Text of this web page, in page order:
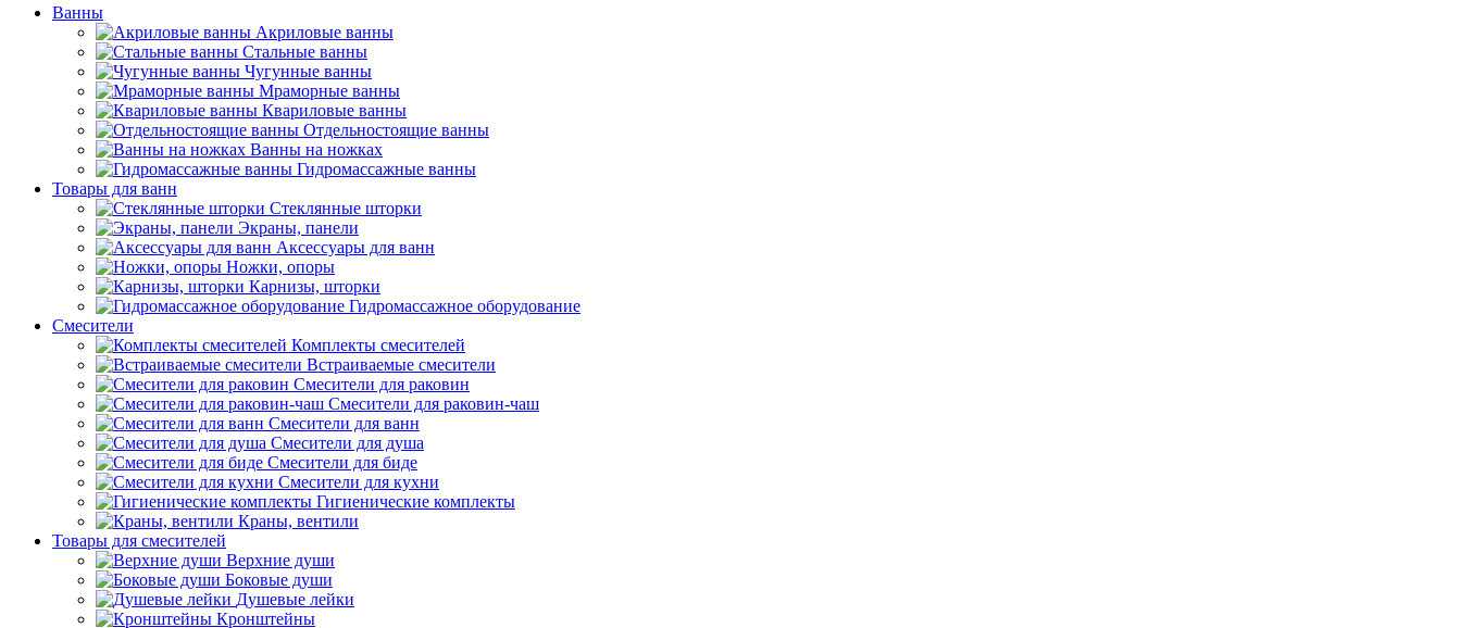
Ванны
Акриловые ванны
Стальные ванны
Чугунные ванны
Мраморные ванны
Квариловые ванны
Отдельностоящие ванны
Ванны на ножках
Гидромассажные ванны
Товары для ванн
Стеклянные шторки
Экраны, панели
Аксессуары для ванн
Ножки, опоры
Карнизы, шторки
Гидромассажное оборудование
Смесители
Комплекты смесителей
Встраиваемые смесители
Смесители для раковин
Смесители для раковин-чаш
Смесители для ванн
Смесители для душа
Смесители для биде
Смесители для кухни
Гигиенические комплекты
Краны, вентили
Товары для смесителей
Верхние души
Боковые души
Душевые лейки
Кронштейны